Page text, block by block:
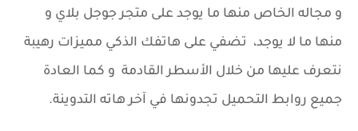
و مجاله الخاص منها ما يوجد على متجر جوجل بلاي و
منها ما لا يوجد، تضفي على هاتفك الذكي مميزات رهيبة
نتعرف عليها من خلال الأسطر القادمة و كما العادة
جميع روابط التحميل تجدونها في آخر هاته التدوينة.